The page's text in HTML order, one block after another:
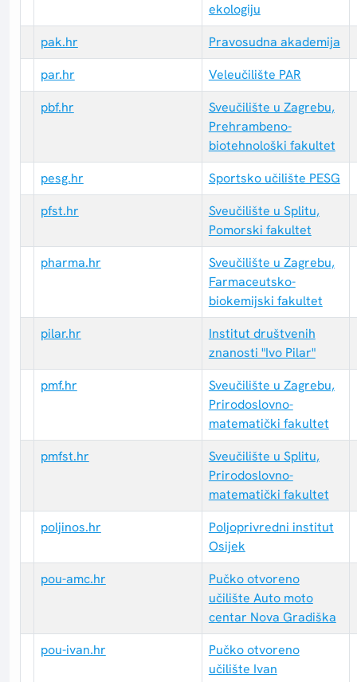
ekologiju
pak.hr
Pravosudna akademija
par.hr
Veleučilište PAR
pbf.hr
Sveučilište u Zagrebu,
Prehrambeno-
biotehnološki fakultet
pesg.hr
Sportsko učilište PESG
pfst.hr
Sveučilište u Splitu,
Pomorski fakultet
pharma.hr
Sveučilište u Zagrebu,
Farmaceutsko-
biokemijski fakultet
pilar.hr
Institut društvenih
znanosti "Ivo Pilar"
pmf.hr
Sveučilište u Zagrebu,
Prirodoslovno-
matematički fakultet
pmfst.hr
Sveučilište u Splitu,
Prirodoslovno-
matematički fakultet
poljinos.hr
Poljoprivredni institut
Osijek
pou-amc.hr
Pučko otvoreno
učilište Auto moto
centar Nova Gradiška
pou-ivan.hr
Pučko otvoreno
učilište Ivan